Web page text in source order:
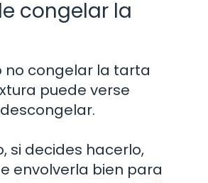
congelar la
no congelar la tarta
puede verse
si decides hacerlo,
envolverla bien para